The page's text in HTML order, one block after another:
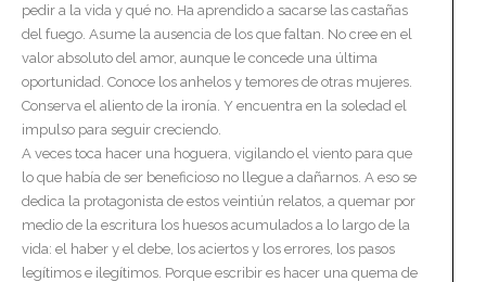
pedir a la vida y qué no. Ha aprendido a sacarse las castañas
del fuego. Asume la ausencia de los que faltan. No cree en el
valor absoluto del amor, aunque le concede una última
oportunidad. Conoce los anhelos y temores de otras mujeres.
Conserva el aliento de la ironía. Y encuentra en la soledad el
impulso para seguir creciendo.
A veces toca hacer una hoguera, vigilando el viento para que
lo que había de ser beneficioso no llegue a dañarnos. A eso se
dedica la protagonista de estos veintiún relatos, a quemar por
medio de la escritura los huesos acumulados a lo largo de la
vida: el haber y el debe, los aciertos y los errores, los pasos
legítimos e ilegítimos. Porque escribir es hacer una quema de